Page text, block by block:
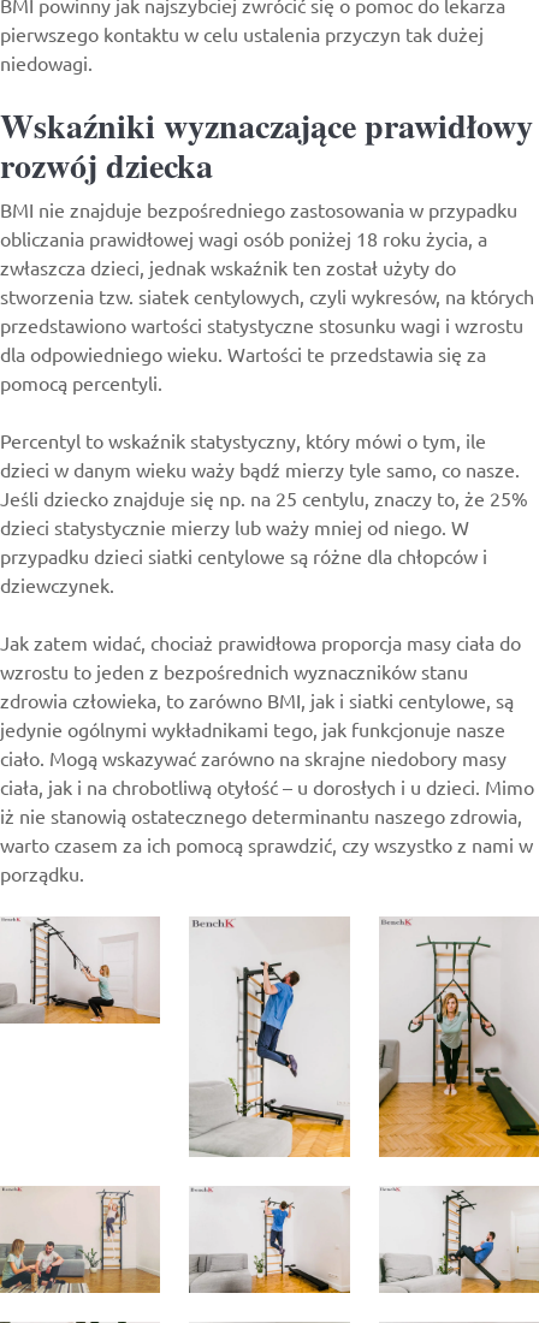
pierwszego kontaktu w celu ustalenia przyczyn tak dużej
niedowagi.
Wskaźniki wyznaczające prawidłowy
rozwój dziecka
BMI nie znajduje bezpośredniego zastosowania w przypadku
obliczania prawidłowej wagi osób poniżej 18 roku życia, a
zwłaszcza dzieci, jednak wskaźnik ten został użyty do
stworzenia tzw. siatek centylowych, czyli wykresów, na których
przedstawiono wartości statystyczne stosunku wagi i wzrostu
dla odpowiedniego wieku. Wartości te przedstawia się za
pomocą percentyli.
Percentyl to wskaźnik statystyczny, który mówi o tym, ile
dzieci w danym wieku waży bądź mierzy tyle samo, co nasze.
Jeśli dziecko znajduje się np. na 25 centylu, znaczy to, że 25%
dzieci statystycznie mierzy lub waży mniej od niego. W
przypadku dzieci siatki centylowe są różne dla chłopców i
dziewczynek.
Jak zatem widać, chociaż prawidłowa proporcja masy ciała do
wzrostu to jeden z bezpośrednich wyznaczników stanu
zdrowia człowieka, to zarówno BMI, jak i siatki centylowe, są
jedynie ogólnymi wykładnikami tego, jak funkcjonuje nasze
ciało. Mogą wskazywać zarówno na skrajne niedobory masy
ciała, jak i na chrobotliwą otyłość – u dorosłych i u dzieci. Mimo
iż nie stanowią ostatecznego determinantu naszego zdrowia,
warto czasem za ich pomocą sprawdzić, czy wszystko z nami w
porządku.